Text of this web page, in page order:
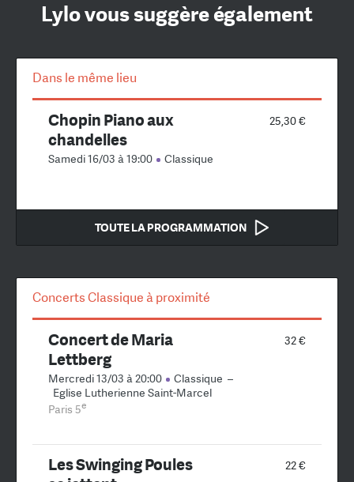
Lylo vous suggère également
Dans le même lieu
25,30 €
Chopin Piano aux
chandelles
Samedi 16/03 à 19:00 Classique
TOUTE LA PROGRAMMATION
Concerts Classique à proximité
32 €
Concert de Maria
Lettberg
Mercredi 13/03 à 20:00 Classique –
Eglise Lutherienne Saint-Marcel
Paris 5e
22 €
Les Swinging Poules